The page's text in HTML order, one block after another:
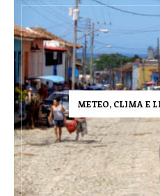
METEO, CLIMA E